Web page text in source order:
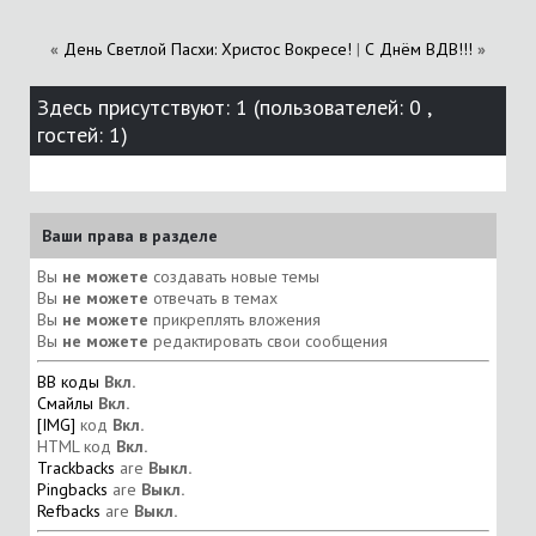
« День Светлой Пасхи: Христос Вокресе! | С Днём ВДВ!!! »
Здесь присутствуют: 1 (пользователей: 0 ,
гостей: 1)
Ваши права в разделе
Вы не можете создавать новые темы
Вы не можете отвечать в темах
Вы не можете прикреплять вложения
Вы не можете редактировать свои сообщения
BB коды Вкл.
Смайлы Вкл.
[IMG] код Вкл.
HTML код Вкл.
Trackbacks are Выкл.
Pingbacks are Выкл.
Refbacks are Выкл.